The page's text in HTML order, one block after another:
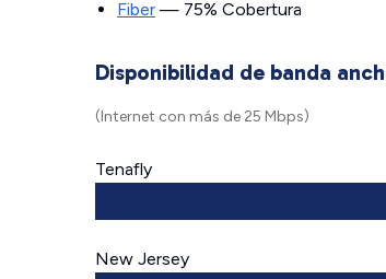
Fiber — 75% Cobertura
Disponibilidad de banda
(Internet con más de 25 Mbps)
Tenafly
New Jersey